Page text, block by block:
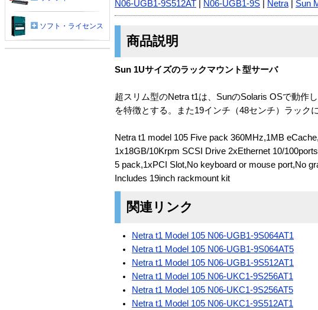
N06-UGB1-9S512AT
N06-UGB1-9S Netra Sun
商品説明
Sun 1Uサイズのラックマウント型サーバ
超スリム型のNetra t1は、SunのSolaris OSで動作
を特徴とする。また19インチ（48センチ）ラック
Netra t1 model 105 Five pack 360MHz,1MB
1x18GB/10Krpm SCSI Drive 2xEthernet 10/
5 pack,1xPCI Slot,No keyboard or mouse port,No
Includes 19inch rackmount kit
関連リンク
Netra t1 Model 105 N06-UGB1-9S064AT1
Netra t1 Model 105 N06-UGB1-9S064AT5
Netra t1 Model 105 N06-UGB1-9S512AT1
Netra t1 Model 105 N06-UKC1-9S256AT1
Netra t1 Model 105 N06-UKC1-9S256AT5
Netra t1 Model 105 N06-UKC1-9S512AT1
ソフト・ライセンス